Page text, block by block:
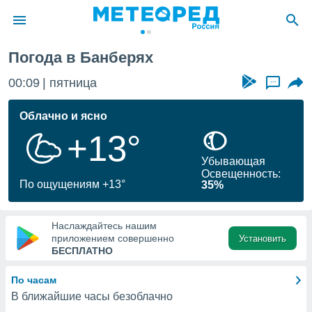
о
Вы можете
к этому
доступ
Погода в Банберях
00:09 пятница ...
Облачно и ясно
+13°
По ощущениям +13°
Убывающая
Освещенность:
35%
Наслаждайтесь нашим
приложением совершенно
БЕСПЛАТНО
Установить
По часам
В ближайшие часы безоблачно